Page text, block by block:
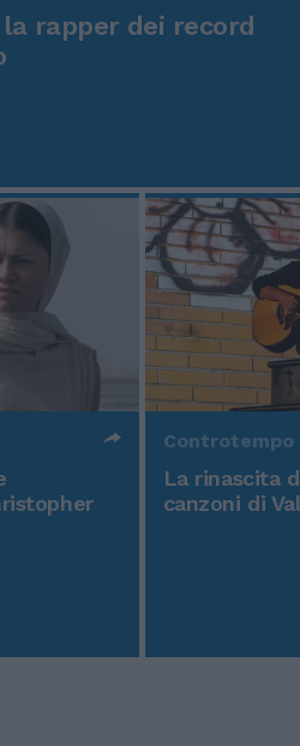
rapper dei record
Controtempo
La rinascita
canzoni di